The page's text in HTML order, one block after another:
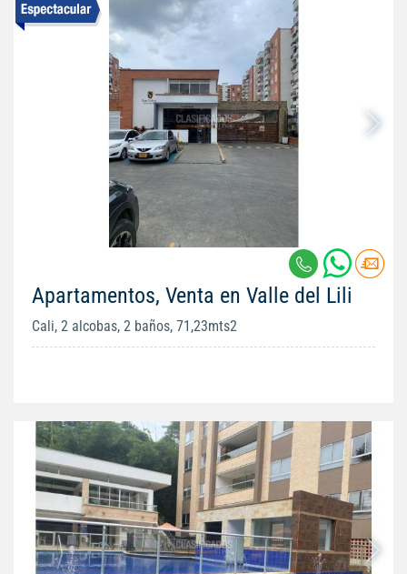
Apartamentos, Venta en Valle del Lili
Cali, 2 alcobas, 2 baños, 71,23mts2